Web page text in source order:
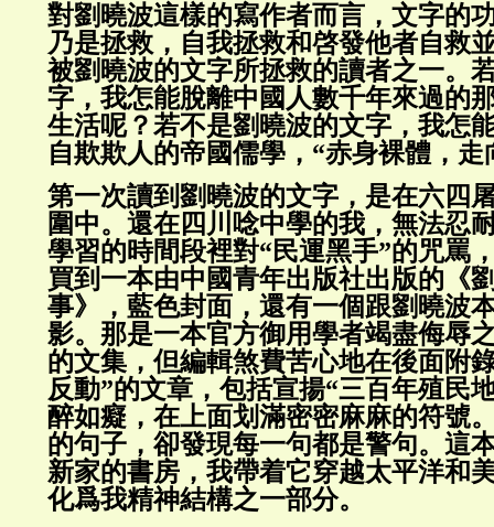
對劉曉波這樣的寫作者而言，文字的
乃是拯救，自我拯救和啓發他者自救
被劉曉波的文字所拯救的讀者之一。
字，我怎能脫離中國人數千年來過的
生活呢？若不是劉曉波的文字，我怎
自欺欺人的帝國儒學，“赤身裸體，走
第一次讀到劉曉波的文字，是在六四
圍中。還在四川唸中學的我，無法忍
學習的時間段裡對“民運黑手”的咒罵
買到一本由中國青年出版社出版的《
事》，藍色封面，還有一個跟劉曉波
影。那是一本官方御用學者竭盡侮辱
的文集，但編輯煞費苦心地在後面附
反動”的文章，包括宣揚“三百年殖民
醉如癡，在上面划滿密密麻麻的符號
的句子，卻發現每一句都是警句。這
新家的書房，我帶着它穿越太平洋和
化爲我精神結構之一部分。